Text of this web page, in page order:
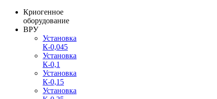
Криогенное
оборудование
ВРУ
Установка
К-0,045
Установка
К-0,1
Установка
К-0,15
Установка